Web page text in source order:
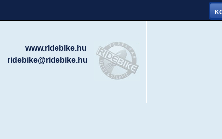
www.ridebike.hu
ridebike@ridebike.hu